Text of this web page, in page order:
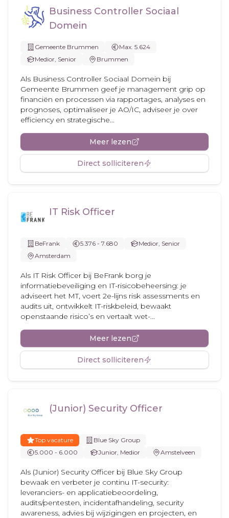
Business Controller Sociaal
Domein
Gemeente Brummen
Max. 5.624
Medior, Senior
Brummen
Als Business Controller Sociaal Domein bij
Gemeente Brummen geef je management grip op
financiën en processen via rapportages, analyses en
prognoses, optimaliseer je AO/IC, adviseer je over
efficiency en strategische...
Meer lezen
Direct solliciteren
IT Risk Officer
BeFrank 5.376 - 7.680
Medior, Senior
Amsterdam
Als IT Risk Officer bij BeFrank borg je
informatiebeveiliging en IT-risicobeheersing: je
adviseert het MT, voert 2e-lijns risk assessments en
audits uit, ontwikkelt IT-riskbeleid, bewaakt
openstaande risico’s en vertaalt wet-...
Meer lezen
Direct solliciteren
(Junior) Security Officer
Top vacature
Blue Sky Group
5.000 - 6.000
Junior, Medior Amstelveen
Als (Junior) Security Officer bij Blue Sky Group
bewaak en verbeter je continu IT-security:
leveranciers- en applicatiebeoordeling,
audits/pentesten, incidentafhandeling, security
awareness, advies bij wijzigingen en projecten, en